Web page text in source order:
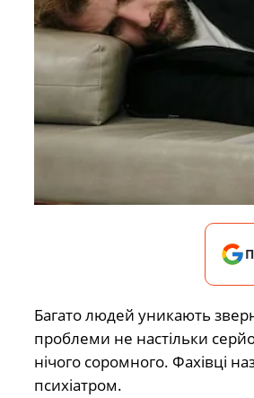
Багато людей уникають
проблеми не настільки
нічого соромного. Фахівці
психіатром.